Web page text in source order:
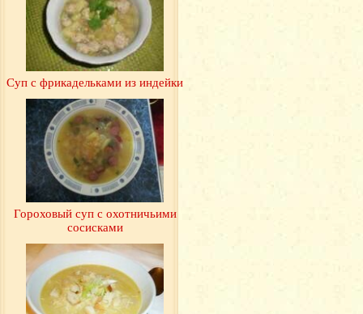
Суп с фрикадельками из индейки
Гороховый суп с охотничьими
сосисками